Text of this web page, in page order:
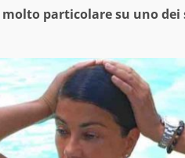
particolare su uno